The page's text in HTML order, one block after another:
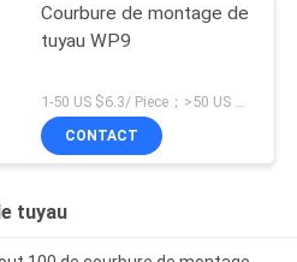
Courbure de montage de
tuyau WP9
CONTACT
tuyau